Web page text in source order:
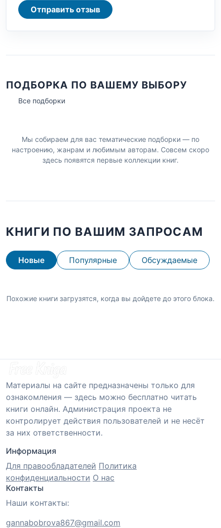
Отправить отзыв
ПОДБОРКА ПО ВАШЕМУ ВЫБОРУ
Все подборки
Мы собираем для вас тематические подборки — по
настроению, жанрам и любимым авторам. Совсем скоро
здесь появятся первые коллекции книг.
КНИГИ ПО ВАШИМ ЗАПРОСАМ
Новые Популярные Обсуждаемые
Похожие книги загрузятся, когда вы дойдете до этого блока.
Материалы на сайте предназначены только для
ознакомления — здесь можно бесплатно читать
книги онлайн. Администрация проекта не
контролирует действия пользователей и не несёт
за них ответственности.
Информация
Для правообладателей Политика
конфиденциальности О нас
Контакты
Наши контакты:
gannabobrova867@gmail.com